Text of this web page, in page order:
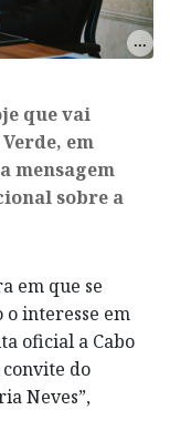
que vai
em
mensagem
sobre a
em que se
interesse em
oficial a Cabo
do
Neves”,